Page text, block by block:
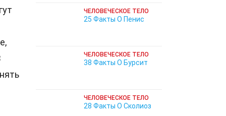
ЧЕЛОВЕЧЕСКОЕ ТЕЛО
25 Факты О Пенис
ЧЕЛОВЕЧЕСКОЕ ТЕЛО
38 Факты О Бурсит
ЧЕЛОВЕЧЕСКОЕ ТЕЛО
28 Факты О Сколиоз